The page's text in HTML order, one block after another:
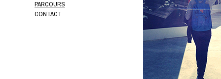
PARCOURS
CONTACT